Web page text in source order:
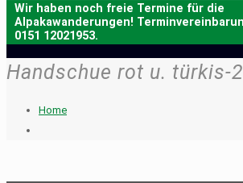
Handschue rot u. türkis-2
Home